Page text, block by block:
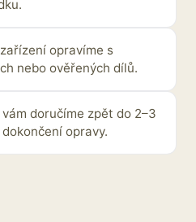
opravíme s
nebo ověřených dílů.
doručíme zpět do 2–3
opravy.